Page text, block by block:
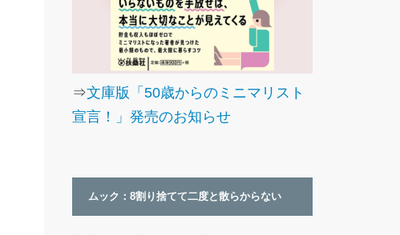
⇒文庫版「50歳からのミニマリスト
宣言！」発売のお知らせ
ムック：8割り捨てて二度と散らからない